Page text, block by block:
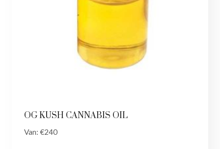
OG KUSH CANNABIS OIL
Van: €240